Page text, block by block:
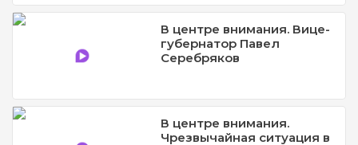
В центре внимания. Вице-
губернатор Павел
Серебряков
В центре внимания.
Чрезвычайная ситуация в